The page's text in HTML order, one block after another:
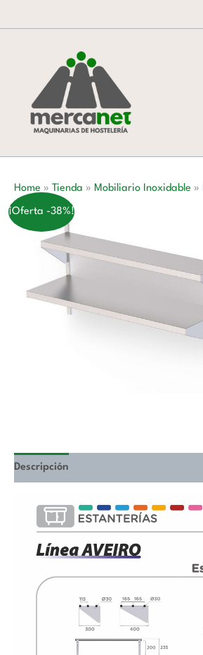
al
Home » Tienda » Mobiliario Inoxidable »
¡Oferta -38%!
Descripción